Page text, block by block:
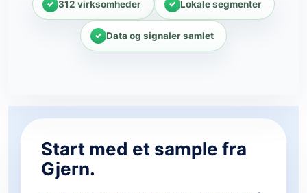
312 virksomheder Lokale segmenter
Data og signaler samlet
Start med et sample fra
Gjern.